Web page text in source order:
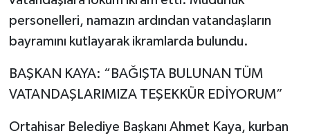
personelleri, namazın ardından vatandaşların
bayramını kutlayarak ikramlarda bulundu.
BAŞKAN KAYA: “BAĞIŞTA BULUNAN TÜM
VATANDAŞLARIMIZA TEŞEKKÜR EDİYORUM”
Ortahisar Belediye Başkanı Ahmet Kaya, kurban